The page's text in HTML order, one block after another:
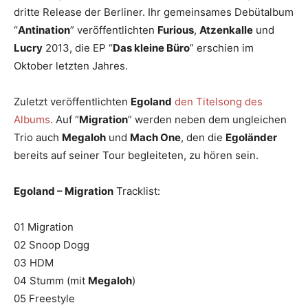
dritte Release der Berliner. Ihr gemeinsames Debütalbum
“Antination” veröffentlichten Furious, Atzenkalle und
Lucry 2013, die EP “Das kleine Büro” erschien im
Oktober letzten Jahres.
Zuletzt veröffentlichten Egoland den Titelsong des
Albums. Auf “Migration” werden neben dem ungleichen
Trio auch Megaloh und Mach One, den die Egoländer
bereits auf seiner Tour begleiteten, zu hören sein.
Egoland – Migration Tracklist:
01 Migration
02 Snoop Dogg
03 HDM
04 Stumm (mit Megaloh)
05 Freestyle